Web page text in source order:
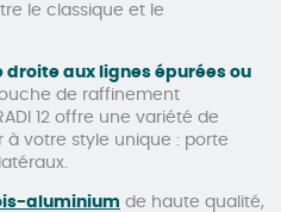
le classique et le
droite aux lignes épurées ou
de raffinement
12 offre une variété de
à votre style unique : porte
aluminium de haute qualité,